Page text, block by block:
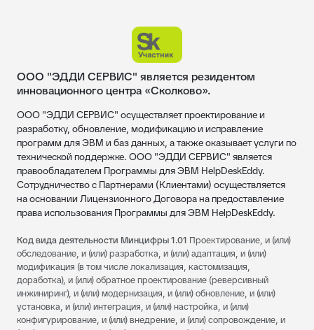
ООО "ЭДДИ СЕРВИС" является резидентом
инновационного центра «Сколково».
ООО "ЭДДИ СЕРВИС" осуществляет проектирование и
разработку, обновление, модификацию и исправление
программ для ЭВМ и баз данных, а также оказывает услуги по
технической поддержке. ООО "ЭДДИ СЕРВИС" является
правообладателем Программы для ЭВМ HelpDeskEddy.
Сотрудничество с Партнерами (Клиентами) осуществляется
на основании Лицензионного Договора на предоставление
права использования Программы для ЭВМ HelpDeskEddy.
Код вида деятельности Минцифры 1.01 Проектирование, и (или)
обследование, и (или) разработка, и (или) адаптация, и (или)
модификация (в том числе локализация, кастомизация,
доработка), и (или) обратное проектирование (реверсивный
инжиниринг), и (или) модернизация, и (или) обновление, и (или)
установка, и (или) интеграция, и (или) настройка, и (или)
конфигурирование, и (или) внедрение, и (или) сопровождение, и